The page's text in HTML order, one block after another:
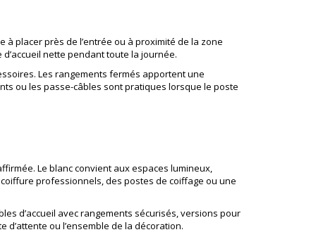
à placer près de l’entrée ou à proximité de la zone
nette pendant toute la journée.
Les rangements fermés apportent une
ou les passe-câbles sont pratiques lorsque le poste
Le blanc convient aux espaces lumineux,
professionnels , des postes de coiffage ou une
d’accueil avec rangements sécurisés, versions pour
ou l’ensemble de la décoration.